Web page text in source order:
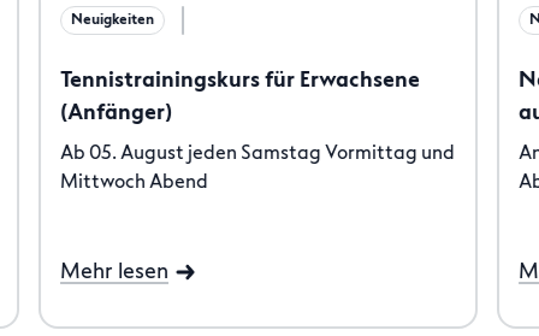
Neuigkeiten
Tennistrainingskurs für Erwachsene
(Anfänger)
Ab 05. August jeden Samstag Vormittag und
Mittwoch Abend
Mehr lesen